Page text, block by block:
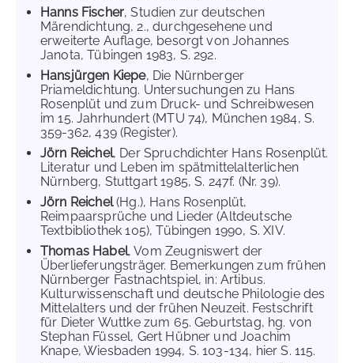
Hanns Fischer, Studien zur deutschen
Märendichtung, 2., durchgesehene und
erweiterte Auflage, besorgt von Johannes
Janota, Tübingen 1983, S. 292.
Hansjürgen Kiepe, Die Nürnberger
Priameldichtung. Untersuchungen zu Hans
Rosenplüt und zum Druck- und Schreibwesen
im 15. Jahrhundert (MTU 74), München 1984, S.
359-362, 439 (Register).
Jörn Reichel, Der Spruchdichter Hans Rosenplüt.
Literatur und Leben im spätmittelalterlichen
Nürnberg, Stuttgart 1985, S. 247f. (Nr. 39).
Jörn Reichel(Hg.), Hans Rosenplüt,
Reimpaarsprüche und Lieder (Altdeutsche
Textbibliothek 105), Tübingen 1990, S. XIV.
Thomas Habel, Vom Zeugniswert der
Überlieferungsträger. Bemerkungen zum frühen
Nürnberger Fastnachtspiel, in: Artibus.
Kulturwissenschaft und deutsche Philologie des
Mittelalters und der frühen Neuzeit. Festschrift
für Dieter Wuttke zum 65. Geburtstag, hg. von
Stephan Füssel, Gert Hübner und Joachim
Knape, Wiesbaden 1994, S. 103-134, hier S. 115.